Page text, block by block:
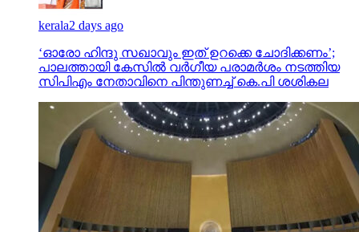
kerala2 days ago
‘ഓരോ ഹിന്ദു സഖാവും ഇത് ഉറക്കെ ചോദിക്കണം’;
പാലത്തായി കേസിൽ വർഗീയ പരാമർശം നടത്തിയ
സിപിഎം നേതാവിനെ പിന്തുണച്ച് കെ.പി ശശികല